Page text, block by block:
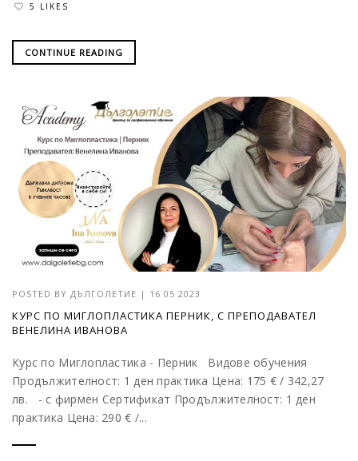
5 LIKES
CONTINUE READING
POSTED BY ДЪЛГОЛЕТИЕ | 16 05 2023
КУРС ПО МИГЛОПЛАСТИКА ПЕРНИК, С ПРЕПОДАВАТЕЛ
ВЕНЕЛИНА ИВАНОВА
Курс по Миглопластика - Перник Видове обучения
Продължителност: 1 ден практика Цена: 175 € / 342,27
лв. - с фирмен Сертификат Продължителност: 1 ден
практика Цена: 290 € /...